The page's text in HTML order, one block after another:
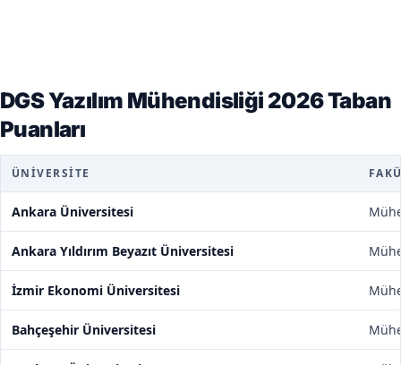
DGS Yazılım Mühendisliği 2026 Taban
Puanları
ÜNIVERSITE
Ankara Üniversitesi
Ankara Yıldırım Beyazıt Üniversitesi
İzmir Ekonomi Üniversitesi
Bahçeşehir Üniversitesi